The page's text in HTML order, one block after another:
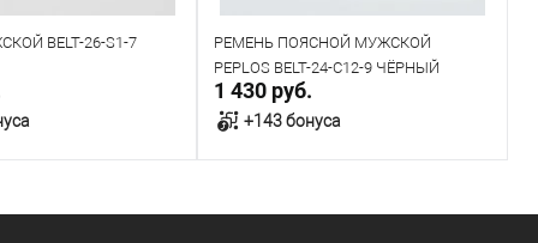
BELT-26-S1-7
корзину
РЕМЕНЬ ПОЯСНОЙ МУЖСКОЙ
PEPLOS BELT-24-C12-9 ЧЁРНЫЙ
1 430 руб.
+143 бонуса
В корзину